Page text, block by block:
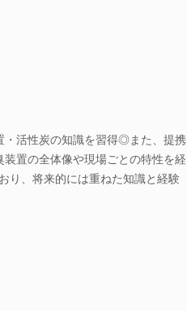
・活性炭の知識を習得◎また、提携
置の全体像や現場ごとの特性を経
り、将来的には重ねた知識と経験